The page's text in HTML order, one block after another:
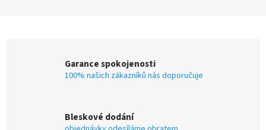
Garance spokojenosti
100% našich zákazníků nás doporučuje
Bleskové dodání